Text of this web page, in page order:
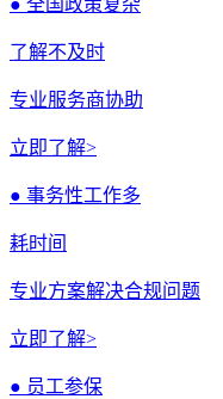
● 全国政策复杂
了解不及时
专业服务商协助
立即了解>
● 事务性工作多
耗时间
专业方案解决合规问题
立即了解>
● 员工参保